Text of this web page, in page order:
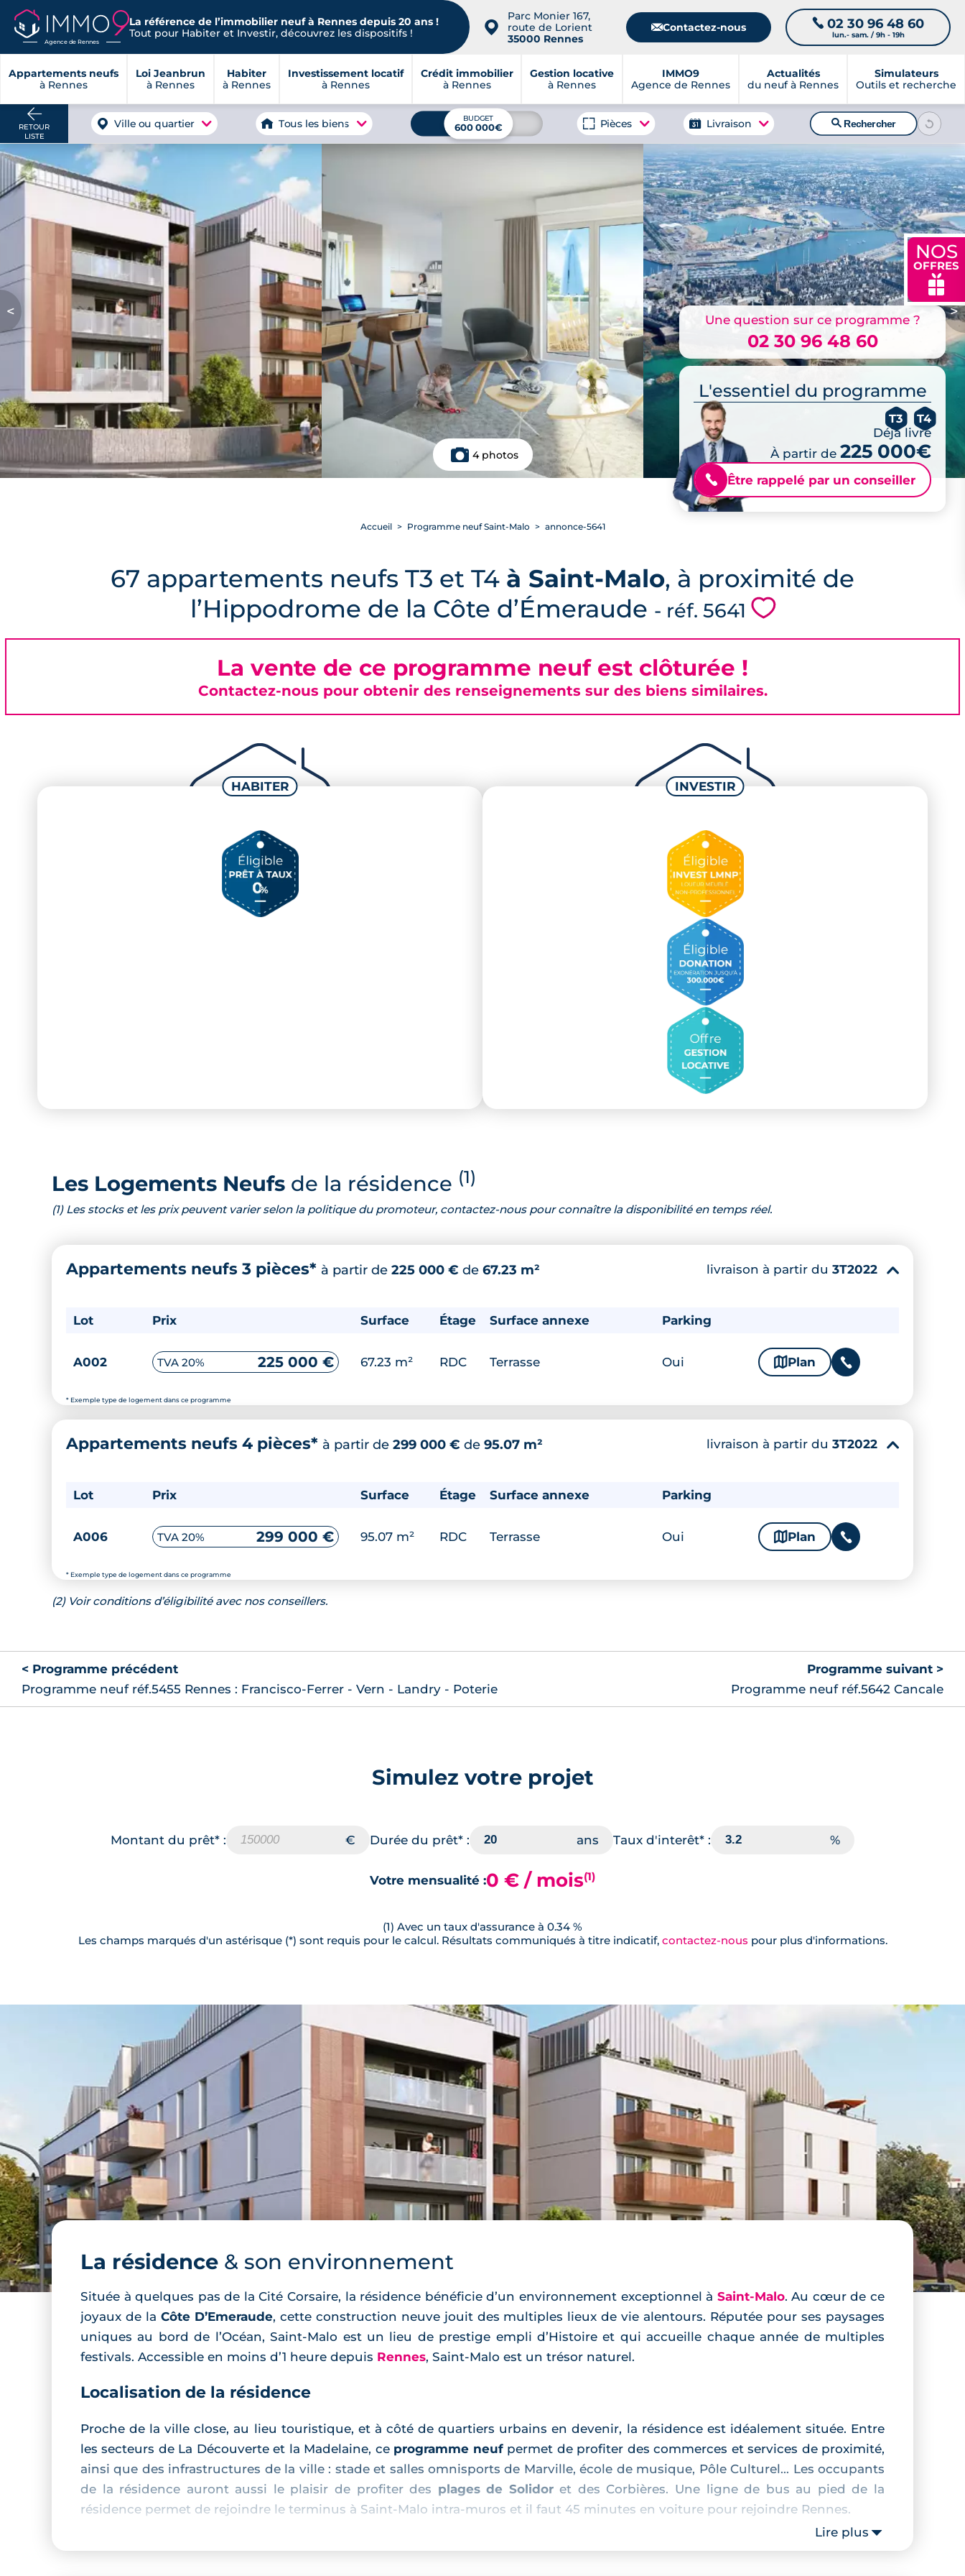
Agence de Rennes
La référence de l’immobilier neuf à Rennes depuis 20 ans !
Tout pour Habiter et Investir, découvrez les dispositifs !
📍
Parc Monier 167,
route de Lorient
35000 Rennes
📧Contactez-nous 📞 02 30 96 48 60
lun.- sam. / 9h - 19h
Appartements neufs
à Rennes
Loi Jeanbrun
à Rennes
Habiter
à Rennes
Investissement locatif
à Rennes
Crédit immobilier
à Rennes
Gestion locative
à Rennes
IMMO9
Agence de Rennes
Actualités
du neuf à Rennes
Simulateurs
Outils et recherche
NOS
OFFRES
🎁
RETOUR
LISTE
Ville ou quartier Tous les biens BUDGET
600 000€ Pièces Livraison 🔍Rechercher
< >
4 photos
Une question sur ce programme ?
02 30 96 48 60
L'essentiel du programme
T3 T4
Déjà livré
À partir de 225 000€
📞 Être rappelé par un conseiller
Accueil Programme neuf Saint-Malo annonce-5641
67 appartements neufs T3 et T4 à Saint-Malo, à proximité de
l’Hippodrome de la Côte d’Émeraude - réf. 5641 💗
La vente de ce programme neuf est clôturée !
Contactez-nous pour obtenir des renseignements sur des biens similaires.
Les Logements Neufs de la résidence (1)
(1) Les stocks et les prix peuvent varier selon la politique du promoteur, contactez-nous pour connaître la disponibilité en temps réel.
Appartements neufs 3 pièces* à partir de 225 000 € de 67.23 m²
* Exemple type de logement dans ce programme
livraison à partir du 3T2022 ▾
Lot Prix Surface Étage Surface annexe Parking
A002 TVA 20% 225 000 € 67.23 m² RDC Terrasse Oui 🗞 Plan 📞
Appartements neufs 4 pièces* à partir de 299 000 € de 95.07 m²
* Exemple type de logement dans ce programme
livraison à partir du 3T2022 ▾
Lot Prix Surface Étage Surface annexe Parking
A006 TVA 20% 299 000 € 95.07 m² RDC Terrasse Oui 🗞 Plan 📞
(2) Voir conditions d’éligibilité avec nos conseillers.
< Programme précédent
Programme neuf réf.5455 Rennes : Francisco-Ferrer - Vern - Landry - Poterie
Programme suivant >
Programme neuf réf.5642 Cancale
Simulez votre projet
Montant du prêt* : Durée du prêt* : Taux d'interêt* :
Votre mensualité :0 € / mois(1)
(1) Avec un taux d'assurance à 0.34 %
Les champs marqués d'un astérisque (*) sont requis pour le calcul. Résultats communiqués à titre indicatif, contactez-nous pour plus d'informations.
La résidence & son environnement
Située à quelques pas de la Cité Corsaire, la résidence bénéficie d’un environnement exceptionnel à Saint-Malo. Au cœur de ce
joyaux de la Côte D’Emeraude, cette construction neuve jouit des multiples lieux de vie alentours. Réputée pour ses paysages
uniques au bord de l’Océan, Saint-Malo est un lieu de prestige empli d’Histoire et qui accueille chaque année de multiples
festivals. Accessible en moins d’1 heure depuis Rennes, Saint-Malo est un trésor naturel.
Localisation de la résidence
Proche de la ville close, au lieu touristique, et à côté de quartiers urbains en devenir, la résidence est idéalement située. Entre
les secteurs de La Découverte et la Madelaine, ce programme neufpermet de profiter des commerces et services de proximité,
ainsi que des infrastructures de la ville : stade et salles omnisports de Marville, école de musique, Pôle Culturel... Les occupants
de la résidence auront aussi le plaisir de profiter des plages de Solidoret des Corbières. Une ligne de bus au pied de la
résidence permet de rejoindre le terminus à Saint-Malo intra-muros et il faut 45 minutes en voiture pour rejoindre Rennes.
Lire plus